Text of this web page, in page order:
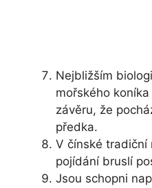
Nejbližším
mořského
závěru, že
předka.
V čínské tradiční
pojídání bruslí
Jsou schopni